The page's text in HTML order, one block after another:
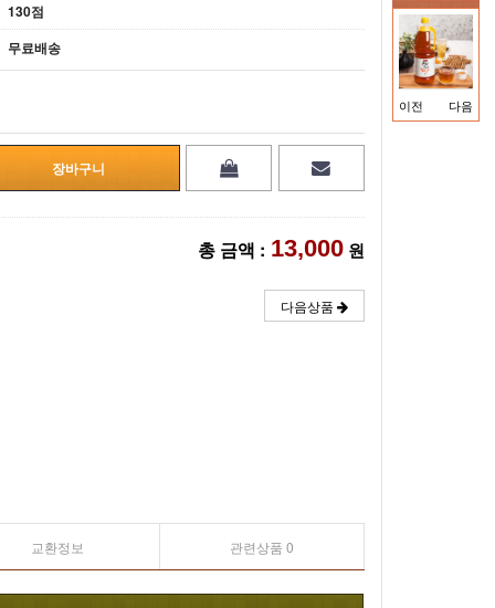
이전 다음
130점
무료배송
총 금액 : 13,000 원
다음상품
교환정보 관련상품 0